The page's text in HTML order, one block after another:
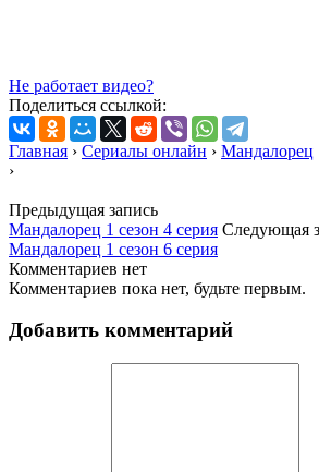
Не работает видео?
Поделиться ссылкой:
Главная › Сериалы онлайн › Мандалорец
›
Предыдущая запись
Мандалорец 1 сезон 4 серия Следующая
Мандалорец 1 сезон 6 серия
Комментариев нет
Комментариев пока нет, будьте первым.
Добавить комментарий